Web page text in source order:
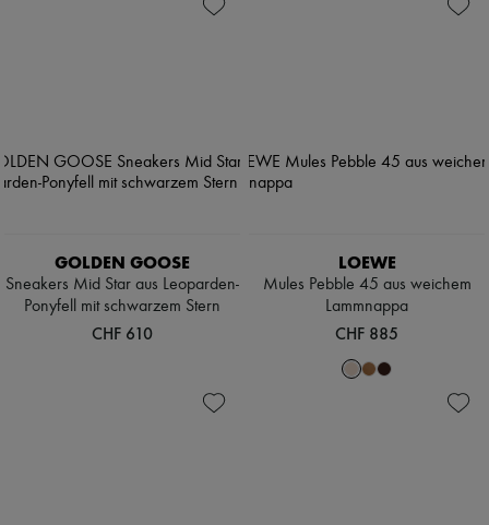
GOLDEN GOOSE
Sneakers Mid Star aus Leoparden-
Ponyfell mit schwarzem Stern
CHF 610
LOEWE
Mules Pebble 45 aus weichem
Lammnappa
CHF 885